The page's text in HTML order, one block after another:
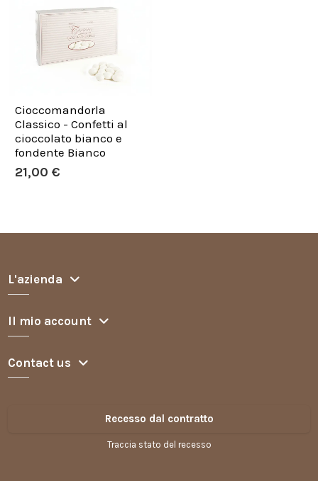
Cioccomandorla
Classico - Confetti al
cioccolato bianco e
fondente Bianco
21,00 €
L'azienda
Il mio account
Contact us
Recesso dal contratto
Traccia stato del recesso